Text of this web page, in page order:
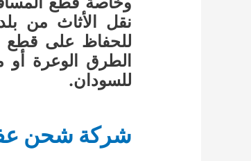
نقل الأثاث من
للحفاظ على قطع
الطرق الوعرة
للسودان.
شركة شحن